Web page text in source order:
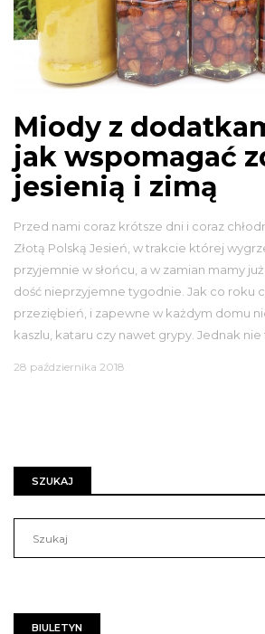
Miody z
jak wspomagać
jesienią i zimą
Przed nami coraz krótsze dni i coraz
Złotą Polską Jesień, w trakcie której
przyjemnie w słońcu, a w zamian mamy
dość nieprzyjemne tygodnie. Jak co roku
przeziębień, i zapewne w każdym domu
kaszlu, kataru czy nawet grypy. Jednak
28 października 2018
SZUKAJ
BIULETYN